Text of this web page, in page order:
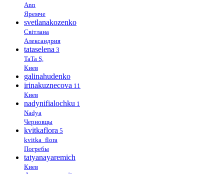
Ann
Яремче
svetlanakozenko
Світлана
Александрия
tataselena 3
TaTa S,
Киев
galinahudenko
irinakuznecova 11
Киев
nadynifialochku 1
Nadya
Черновцы
kvitkaflora 5
kvitka_flora
Погребы
tatyanayaremich
Киев